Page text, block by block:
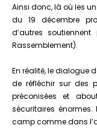
Ainsi donc, là où les
du 19 décembre
d’autres
Rassemblement).
En réalité, le dialogue
de réfléchir sur des
préconisées et
sécuritaires
camp comme dans